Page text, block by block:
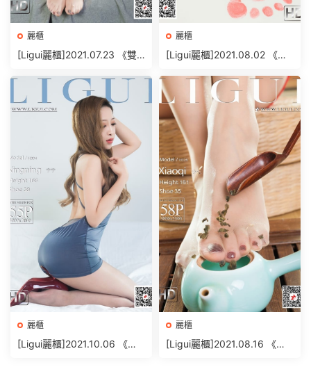
麗櫃
[Ligui麗櫃]2021.07.23 《雙
[73+1P/93MB]
麗櫃
[Ligui麗櫃]2021.08.02 《絲
麗櫃
[Ligui麗櫃]2021.10.06 《纖
麗櫃
[Ligui麗櫃]2021.08.16 《足